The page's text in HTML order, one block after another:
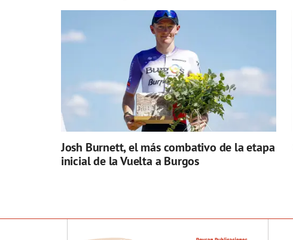
Josh Burnett, el más combativo de la etapa
inicial de la Vuelta a Burgos